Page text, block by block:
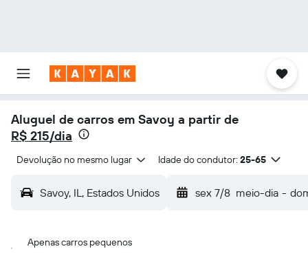
Aluguel de carros em Savoy a partir de
R$ 215/dia
Devolução no mesmo lugar Idade do condutor: 25-65
Savoy, IL, Estados Unidos sex 7/8 meio-dia -
Apenas carros pequenos